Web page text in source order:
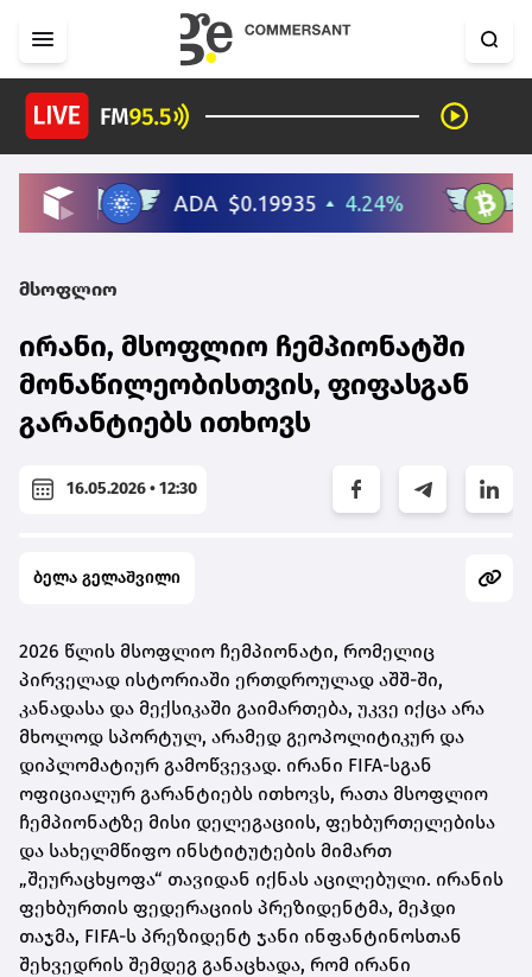
მსოფლიო
ირანი, მსოფლიო ჩემპიონატში
მონაწილეობისთვის, ფიფასგან
გარანტიებს ითხოვს
16.05.2026 • 12:30
ბელა გელაშვილი
2026 წლის მსოფლიო ჩემპიონატი, რომელიც
პირველად ისტორიაში ერთდროულად აშშ-ში,
კანადასა და მექსიკაში გაიმართება, უკვე იქცა არა
მხოლოდ სპორტულ, არამედ გეოპოლიტიკურ და
დიპლომატიურ გამოწვევად. ირანი FIFA-სგან
ოფიციალურ გარანტიებს ითხოვს, რათა მსოფლიო
ჩემპიონატზე მისი დელეგაციის, ფეხბურთელებისა
და სახელმწიფო ინსტიტუტების მიმართ
„შეურაცხყოფა“ თავიდან იქნას აცილებული. ირანის
ფეხბურთის ფედერაციის პრეზიდენტმა, მეჰდი
თაჯმა, FIFA-ს პრეზიდენტ ჯანი ინფანტინოსთან
შეხვედრის შემდეგ განაცხადა, რომ ირანი